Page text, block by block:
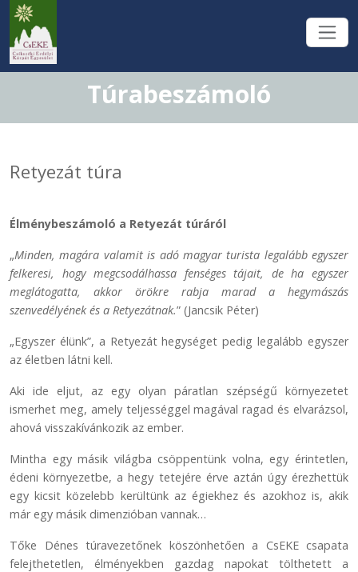
Túrabeszámoló
Retyezát túra
Élménybeszámoló a Retyezát túráról
„Minden, magára valamit is adó magyar turista legalább egyszer
felkeresi, hogy megcsodálhassa fenséges tájait, de ha egyszer
meglátogatta, akkor örökre rabja marad a hegymászás
szenvedélyének és a Retyezátnak.” (Jancsik Péter)
„Egyszer élünk”, a Retyezát hegységet pedig legalább egyszer
az életben látni kell.
Aki ide eljut, az egy olyan páratlan szépségű környezetet
ismerhet meg, amely teljességgel magával ragad és elvarázsol,
ahová visszakívánkozik az ember.
Mintha egy másik világba csöppentünk volna, egy érintetlen,
édeni környezetbe, a hegy tetejére érve aztán úgy érezhettük
egy kicsit közelebb kerültünk az égiekhez és azokhoz is, akik
már egy másik dimenzióban vannak…
Tőke Dénes túravezetőnek köszönhetően a CsEKE csapata
felejthetetlen, élményekben gazdag napokat tölthetett a